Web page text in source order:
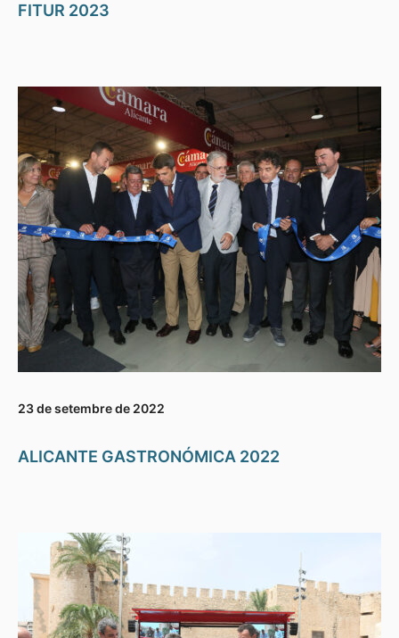
FITUR 2023
23 de setembre de 2022
ALICANTE GASTRONÓMICA 2022